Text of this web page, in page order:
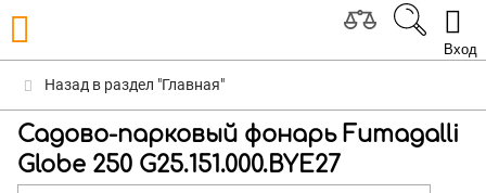
Вход
Назад в раздел "Главная"
Садово-парковый фонарь Fumagalli
Globe 250 G25.151.000.BYE27